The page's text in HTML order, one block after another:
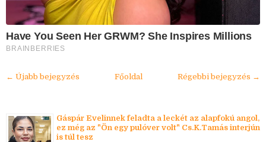
Have You Seen Her GRWM? She Inspires Millions
BRAINBERRIES
← Újabb bejegyzés Régebbi bejegyzés →
Főoldal
Gáspár Evelinnek feladta a leckét az alapfokú angol,
ez még az "Ön egy pulóver volt" Cs.K.Tamás interjún
is túl tesz